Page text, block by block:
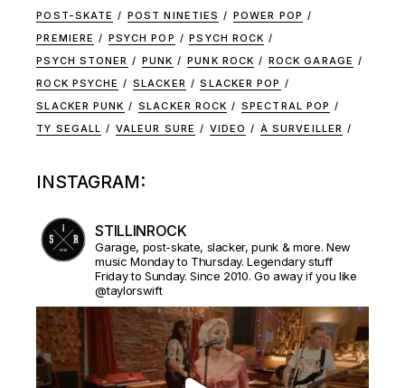
POST-SKATE
POST NINETIES
POWER POP
PREMIERE
PSYCH POP
PSYCH ROCK
PSYCH STONER
PUNK PUNK ROCK
ROCK GARAGE
ROCK PSYCHE
SLACKER
SLACKER POP
SLACKER PUNK
SLACKER ROCK
SPECTRAL POP
TY SEGALL
VALEUR SURE VIDEO À SURVEILLER
INSTAGRAM:
STILLINROCK
Garage, post-skate, slacker, punk & more. New
music Monday to Thursday. Legendary stuff
Friday to Sunday. Since 2010. Go away if you like
@taylorswift